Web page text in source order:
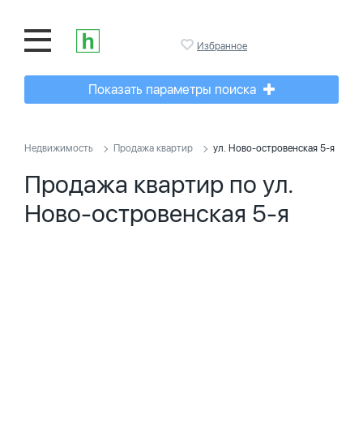
Избранное
Показать параметры поиска
Недвижимость Продажа квартир ул. Ново-островенская 5-я
Продажа квартир по ул.
Ново-островенская 5-я